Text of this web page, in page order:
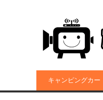
キャンピングカー